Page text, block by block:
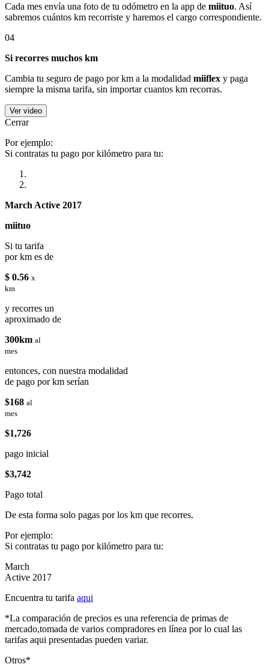
Cada mes envía una foto de tu odómetro en la app de miituo. Así
sabremos cuántos km recorriste y haremos el cargo correspondiente.
04
Si recorres muchos km
Cambia tu seguro de pago por km a la modalidad miiflex y paga
siempre la misma tarifa, sin importar cuantos km recorras.
Ver video
Cerrar
Por ejemplo:
Si contratas tu pago por kilómetro para tu:
March Active 2017
miituo
Si tu tarifa
por km es de
$ 0.56 x
km
y recorres un
aproximado de
300km al
mes
entonces, con nuestra modalidad
de pago por km serían
$168 al
mes
$1,726
pago inicial
$3,742
Pago total
De esta forma solo pagas por los km que recorres.
Por ejemplo:
Si contratas tu pago por kilómetro para tu:
March
Active 2017
Encuentra tu tarifa aqui
*La comparación de precios es una referencia de primas de
mercado,tomada de varios compradores en línea por lo cual las
tarifas aqui presentadas pueden variar.
Otros*